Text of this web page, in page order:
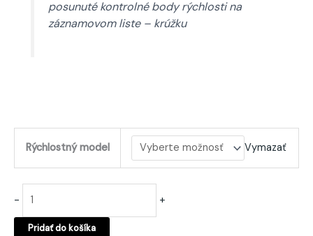
posunuté kontrolné body rýchlosti na
záznamovom liste – krúžku
Rýchlostný model Vymazať
- +
Pridať do košíka